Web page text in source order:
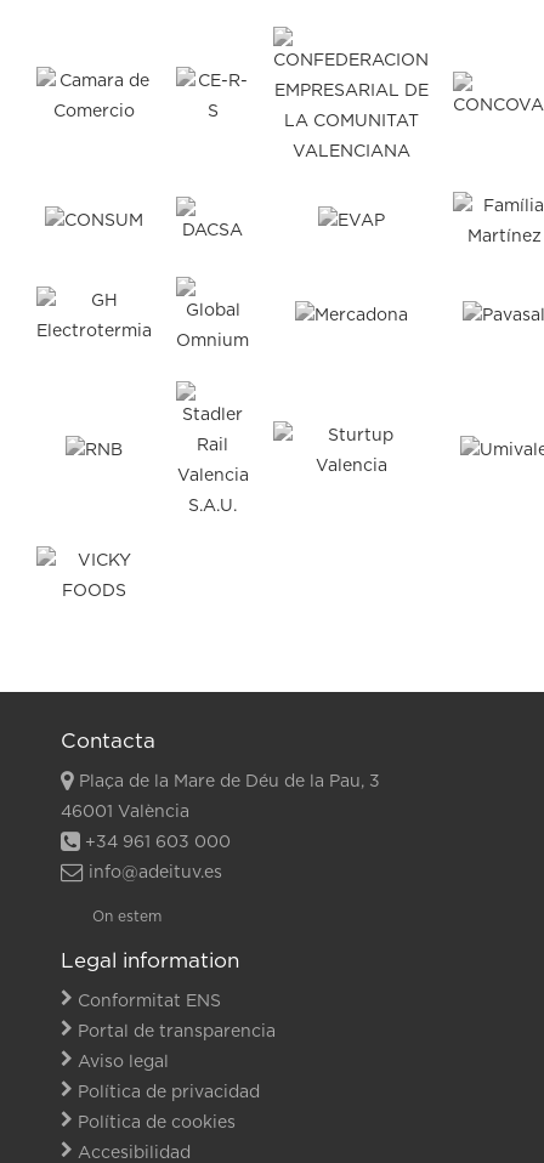
Contacta
Plaça de la Mare de Déu de la Pau, 3
46001 València
+34 961 603 000
info@adeituv.es
On estem
Legal information
Conformitat ENS
Portal de transparencia
Aviso legal
Política de privacidad
Política de cookies
Accesibilidad